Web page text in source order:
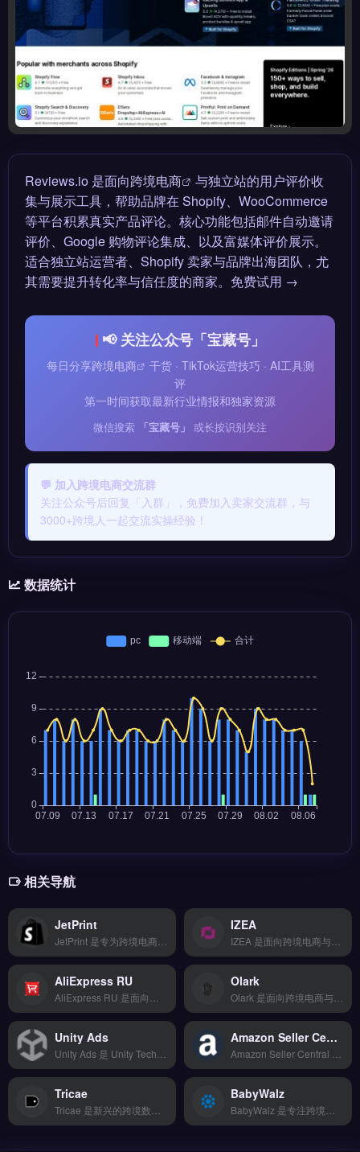
Reviews.io 是面向跨境电商
与独立站的用户评价收
集与展示工具，帮助品牌在 Shopify、WooCommerce
等平台积累真实产品评论。核心功能包括邮件自动邀请
评价、Google 购物评论集成、以及富媒体评价展示。
适合独立站运营者、Shopify 卖家与品牌出海团队，尤
其需要提升转化率与信任度的商家。免费试用 →
📢 关注公众号「宝藏号」
每日分享跨境电商
干货 · TikTok运营技巧 · AI工具测
评
第一时间获取最新行业情报和独家资源
微信搜索 「宝藏号」 或长按识别关注
💬 加入跨境电商交流群
关注公众号后回复「入群」，免费加入卖家交流群，与
3000+跨境人一起交流实操经验！
数据统计
相关导航
JetPrint IZEA
AliExpress RU Olark
Unity Ads Amazon Seller Central AE
Tricae BabyWalz